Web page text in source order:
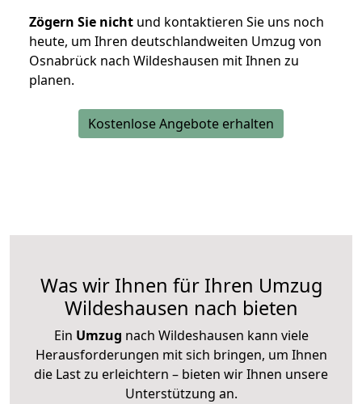
Zögern Sie nicht und kontaktieren Sie uns noch
heute, um Ihren deutschlandweiten Umzug von
Osnabrück nach Wildeshausen mit Ihnen zu
planen.
Kostenlose Angebote erhalten
Was wir Ihnen für Ihren Umzug
Wildeshausen nach bieten
Ein Umzug nach Wildeshausen kann viele
Herausforderungen mit sich bringen, um Ihnen
die Last zu erleichtern – bieten wir Ihnen unsere
Unterstützung an.